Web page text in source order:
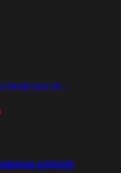
ZX10R 2011-23 –
1200/1260